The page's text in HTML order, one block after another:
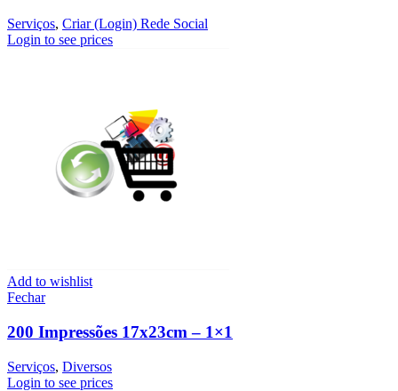
Serviços, Criar (Login) Rede Social
Login to see prices
Add to wishlist
Fechar
200 Impressões 17x23cm – 1×1
Serviços, Diversos
Login to see prices